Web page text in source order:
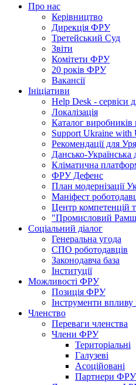
Про нас
Керівництво
Дирекція ФРУ
Третейський Суд
Звіти
Комітети ФРУ
20 років ФРУ
Вакансії
Ініціативи
Help Desk - сервіси
Локалізація
Каталог
Support Ukraine with
Рекомендації для
Дансько-Українська
Кліматична
ФРУ Дефенс
План модернізації
Маніфест
Центр компетенцій
"Промисловий
Соціальний діалог
Генеральна угода
СПО роботодавців
Законодавча база
Інституції
Можливості ФРУ
Позиція ФРУ
Інструменти впливу
Членство
Переваги членства
Члени ФРУ
Територіальні
Галузеві
Асоційовані
Партнери ФРУ